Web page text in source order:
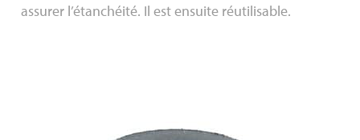
assurer l’étanchéité. Il est ensuite réutilisable.